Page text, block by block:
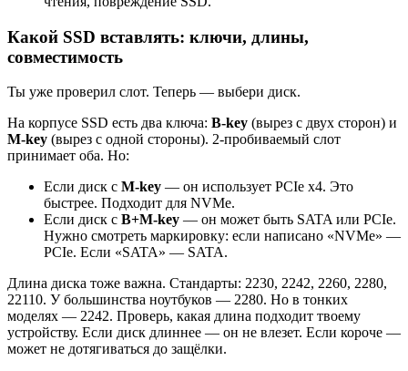
Какой SSD вставлять: ключи, длины,
совместимость
Ты уже проверил слот. Теперь — выбери диск.
На корпусе SSD есть два ключа: B-key (вырез с двух сторон) и
M-key (вырез с одной стороны). 2-пробиваемый слот
принимает оба. Но:
Если диск с M-key — он использует PCIe x4. Это
быстрее. Подходит для NVMe.
Если диск с B+M-key — он может быть SATA или PCIe.
Нужно смотреть маркировку: если написано «NVMe» —
PCIe. Если «SATA» — SATA.
Длина диска тоже важна. Стандарты: 2230, 2242, 2260, 2280,
22110. У большинства ноутбуков — 2280. Но в тонких
моделях — 2242. Проверь, какая длина подходит твоему
устройству. Если диск длиннее — он не влезет. Если короче —
может не дотягиваться до защёлки.